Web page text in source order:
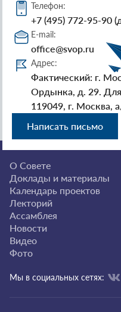
Телефон:
+7 (495) 772-95-90
E-mail:
office@svop.ru
Адрес:
Фактический: г.
Ордынка, д. 29.
119049, г. Москва,
Написать письмо
О Совете
Доклады и материалы
Календарь проектов
Лекторий
Ассамблея
Новости
Видео
Фото
Мы в социальных сетях: